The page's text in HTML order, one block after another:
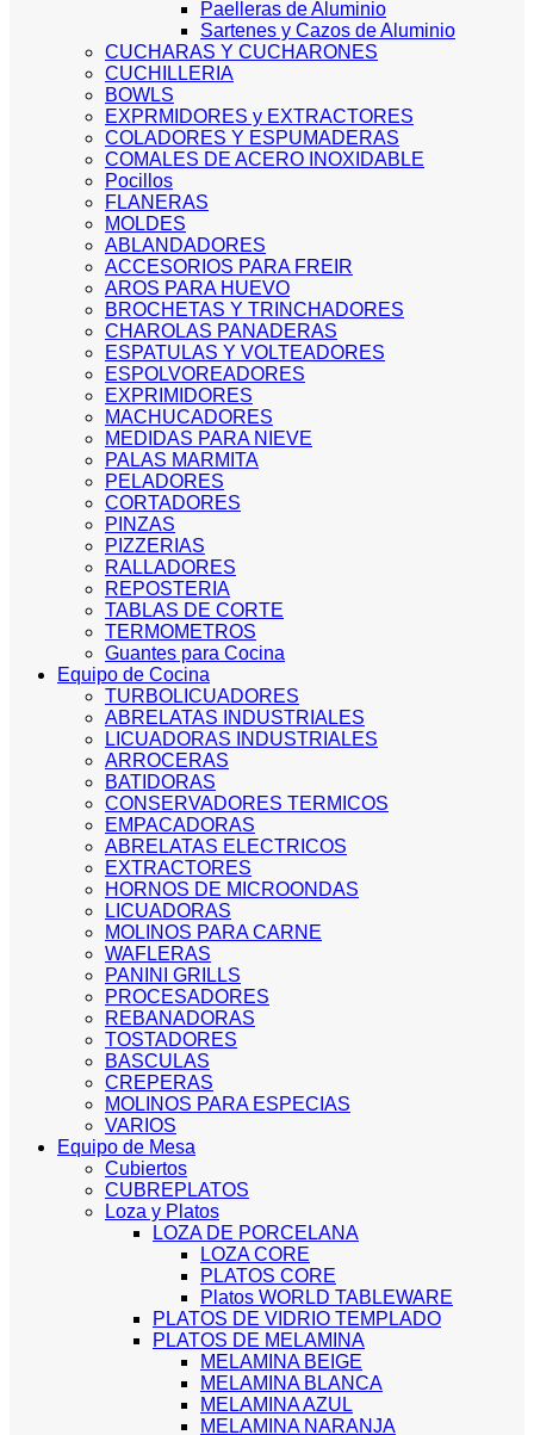
Paelleras de Aluminio
Sartenes y Cazos de Aluminio
CUCHARAS Y CUCHARONES
CUCHILLERIA
BOWLS
EXPRMIDORES y EXTRACTORES
COLADORES Y ESPUMADERAS
COMALES DE ACERO INOXIDABLE
Pocillos
FLANERAS
MOLDES
ABLANDADORES
ACCESORIOS PARA FREIR
AROS PARA HUEVO
BROCHETAS Y TRINCHADORES
CHAROLAS PANADERAS
ESPATULAS Y VOLTEADORES
ESPOLVOREADORES
EXPRIMIDORES
MACHUCADORES
MEDIDAS PARA NIEVE
PALAS MARMITA
PELADORES
CORTADORES
PINZAS
PIZZERIAS
RALLADORES
REPOSTERIA
TABLAS DE CORTE
TERMOMETROS
Guantes para Cocina
Equipo de Cocina
TURBOLICUADORES
ABRELATAS INDUSTRIALES
LICUADORAS INDUSTRIALES
ARROCERAS
BATIDORAS
CONSERVADORES TERMICOS
EMPACADORAS
ABRELATAS ELECTRICOS
EXTRACTORES
HORNOS DE MICROONDAS
LICUADORAS
MOLINOS PARA CARNE
WAFLERAS
PANINI GRILLS
PROCESADORES
REBANADORAS
TOSTADORES
BASCULAS
CREPERAS
MOLINOS PARA ESPECIAS
VARIOS
Equipo de Mesa
Cubiertos
CUBREPLATOS
Loza y Platos
LOZA DE PORCELANA
LOZA CORE
PLATOS CORE
Platos WORLD TABLEWARE
PLATOS DE VIDRIO TEMPLADO
PLATOS DE MELAMINA
MELAMINA BEIGE
MELAMINA BLANCA
MELAMINA AZUL
MELAMINA NARANJA